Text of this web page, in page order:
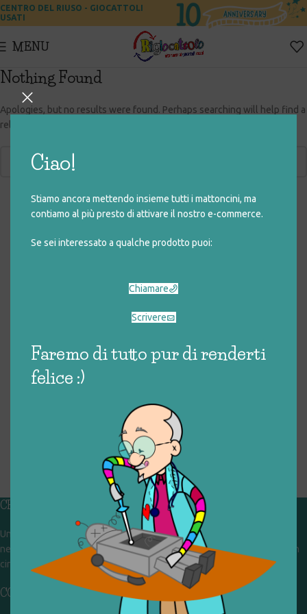
Ciao!
Stiamo ancora mettendo insieme tutti i mattoncini, ma
contiamo al più presto di attivare il nostro e-commerce.
Se sei interessato a qualche prodotto puoi:
Chiamare
Scrivere
Faremo di tutto pur di renderti
felice :)
CENTRO DEL RIUSO - GIOCATTOLI
USATI
MENU
Nothing Found
Apologies, but no results were found. Perhaps searching will help find a
related post.
CHI SIAMO
Un gruppo di volontari che sognano di diventare un centro del riuso e
nel frattempo ricevono in dono giocattoli, li riparano e li reimmettono in
circolazione. Operiamo per un'economia civile, circolare e sostenibile.
CONTATTI